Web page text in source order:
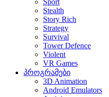
Stealth
Story Rich
Strategy
Survival
Tower Defence
Violent
VR Games
პროგრამები
3D Animation
Android Emulators